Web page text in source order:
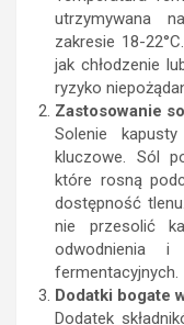
utrzymywana
zakresie 18-
jak chłodzenie
ryzyko
Zastosowanie
Solenie
kluczowe. Sól
które rosną
dostępność
nie przesolić
odwodnienia i
fermentacyjnych.
Dodatki bogate
Dodatek